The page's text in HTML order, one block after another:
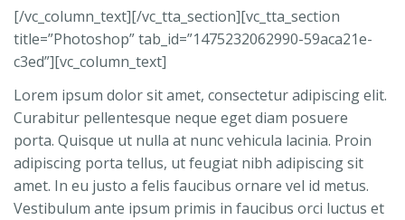
[/vc_column_text][/vc_tta_section][vc_tta_section
title=”Photoshop” tab_id=”1475232062990-59aca21e-
c3ed”][vc_column_text]
Lorem ipsum dolor sit amet, consectetur adipiscing elit.
Curabitur pellentesque neque eget diam posuere
porta. Quisque ut nulla at nunc vehicula lacinia. Proin
adipiscing porta tellus, ut feugiat nibh adipiscing sit
amet. In eu justo a felis faucibus ornare vel id metus.
Vestibulum ante ipsum primis in faucibus orci luctus et